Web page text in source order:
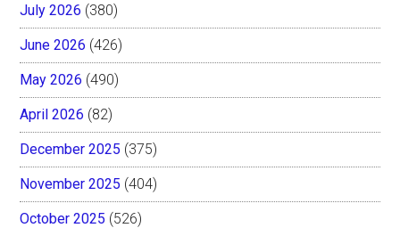
July 2026 (380)
June 2026 (426)
May 2026 (490)
April 2026 (82)
December 2025 (375)
November 2025 (404)
October 2025 (526)